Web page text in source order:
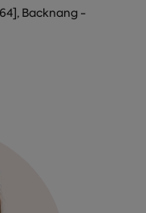
Backnang -